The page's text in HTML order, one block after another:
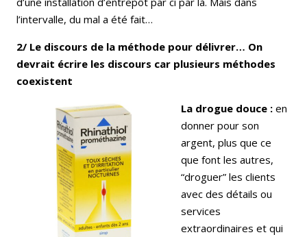
l’intervalle, du mal a été fait…
2/ Le discours de la méthode pour délivrer… On
devrait écrire les discours car plusieurs méthodes
coexistent
La drogue douce : en
donner pour son
argent, plus que ce
que font les autres,
“droguer” les clients
avec des détails ou
services
extraordinaires et qui